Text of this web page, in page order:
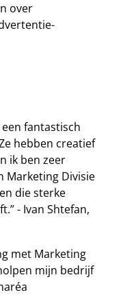
over
een fantastisch
hebben creatief
ik ben zeer
Marketing Divisie
die sterke
- Ivan Shtefan,
met Marketing
mijn bedrijf